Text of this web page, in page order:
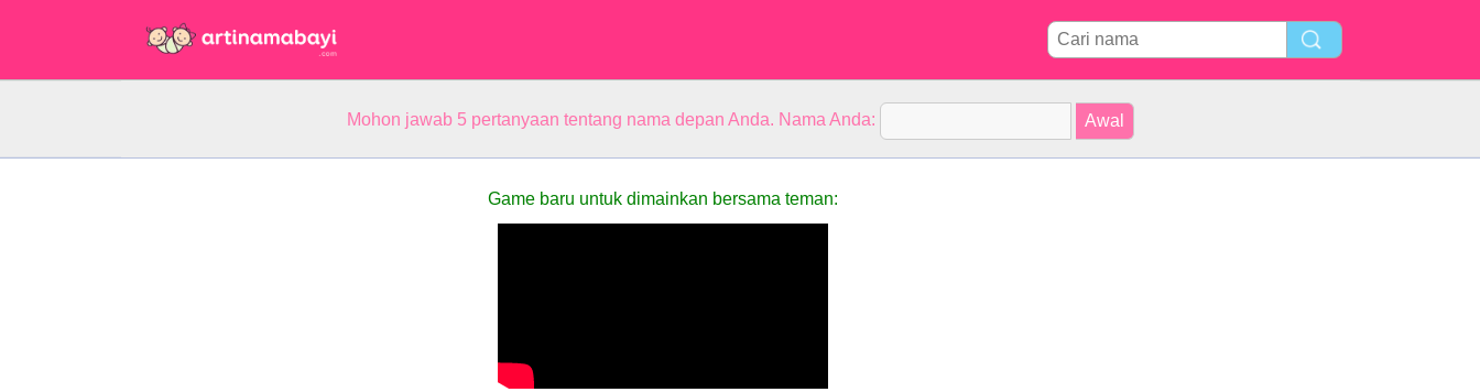
Mohon jawab 5 pertanyaan tentang nama depan Anda. Nama Anda:
Game baru untuk dimainkan bersama teman: